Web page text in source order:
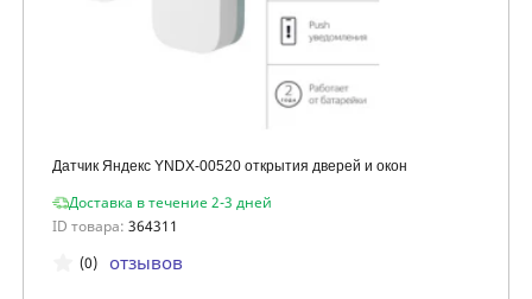
Датчик Яндекс YNDX-00520 открытия дверей и окон
Доставка в течение 2-3 дней
ID товара: 364311
(0) отзывов